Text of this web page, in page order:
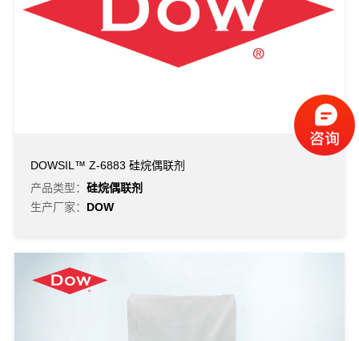
DOWSIL™ Z-6883 硅烷偶联剂
产品类型： 硅烷偶联剂
生产厂家： DOW